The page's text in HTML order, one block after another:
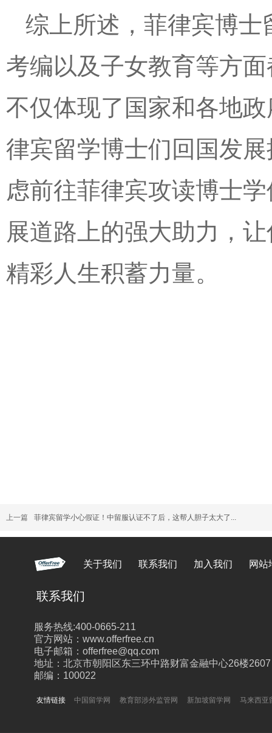
综上所述，菲律宾博
考编以及子女教育等方
不仅体现了国家和各地
律宾留学博士们回国发
虑前往菲律宾攻读博士
展道路上的强大助力，
精彩人生积蓄力量。
上一篇 菲律宾留学小心假证！中留服认证不了后，这帮人胆子太大了...
关于我们 联系我们 加入我们 网站
中国留学网 教育部涉外监管网 新加坡留学网 马来西亚
服务热线:400-0665-211
官方网站：www.offerfree.cn
电子邮箱：offerfree@qq.com
地址：北京市朝阳区东三环中路财富金融中心26楼2607
邮编：100022
联系我们
友情链接